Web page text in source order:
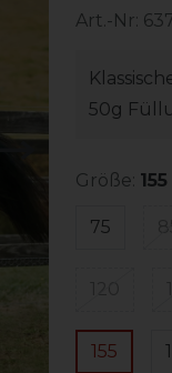
Art.-Nr:
50g
Größe: 155
75
155